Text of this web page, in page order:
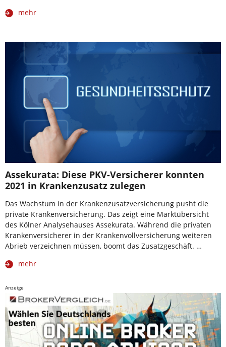
mehr
Assekurata: Diese PKV-Versicherer konnten
2021 in Krankenzusatz zulegen
Das Wachstum in der Krankenzusatzversicherung pusht die
private Krankenversicherung. Das zeigt eine Marktübersicht
des Kölner Analysehauses Assekurata. Während die privaten
Krankenversicherer in der Krankenvollversicherung weiteren
Abrieb verzeichnen müssen, boomt das Zusatzgeschäft. …
mehr
Anzeige